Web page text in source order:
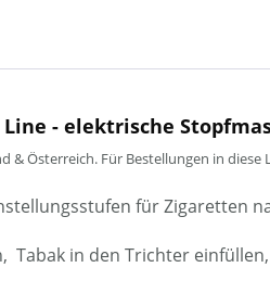
- elektrische
& Österreich. Für Bestellungen in
für Zigaretten
Tabak in den Trichter